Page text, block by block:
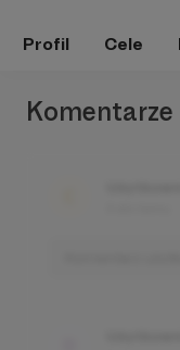
Profil Cele
Komentarze